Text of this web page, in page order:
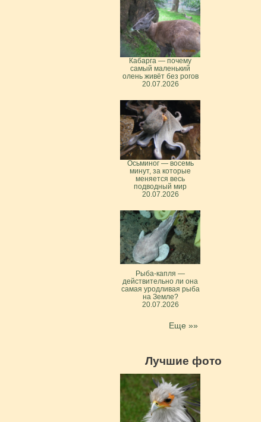
Кабарга — почему
самый маленький
олень живёт без рогов
20.07.2026
Осьминог — восемь
минут, за которые
меняется весь
подводный мир
20.07.2026
Рыба-капля —
действительно ли она
самая уродливая рыба
на Земле?
20.07.2026
Еще »»
Лучшие фото